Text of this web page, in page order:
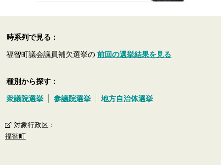
時系列で見る：
福智町議会議員補欠選挙の前回の選挙結果を見る
種別から探す：
衆議院選挙 参議院選挙 地方自治体選挙
対象行政区 ：
福智町